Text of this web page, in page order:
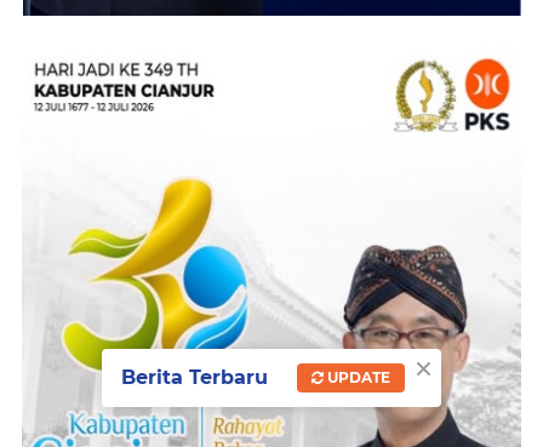
×
Berita Terbaru UPDATE